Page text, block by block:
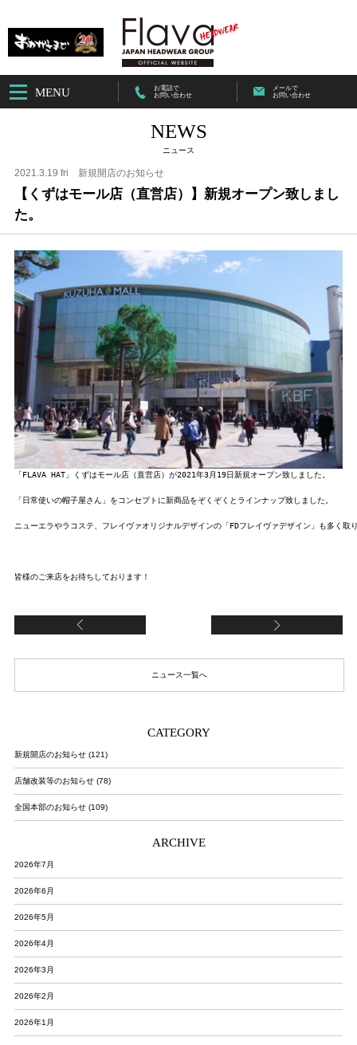
MENU
お電話で
お問い合わせ
メールで
お問い合わせ
NEWS
ニュース
2021.3.19 fri 新規開店のお知らせ
【くずはモール店（直営店）】新規オープン致しまし
た。
「FLAVA HAT」くずはモール店（直営店）が2021年3月19日新規オープン致しました。
「日常使いの帽子屋さん」をコンセプトに新商品をぞくぞくとラインナップ致しました。
ニューエラやラコステ、フレイヴァオリジナルデザインの「FDフレイヴァデザイン」も多く取
皆様のご来店をお待ちしております！
【FCモレラ岐阜店（FC加盟店）】リニューア
ニュース一覧へ
CATEGORY
新規開店のお知らせ (121)
店舗改装等のお知らせ (78)
全国本部のお知らせ (109)
ARCHIVE
2026年7月
2026年6月
2026年5月
2026年4月
2026年3月
2026年2月
2026年1月